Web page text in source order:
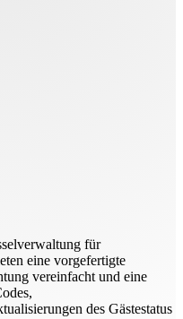
für
eine vorgefertigte
vereinfacht und eine
des Gästestatus